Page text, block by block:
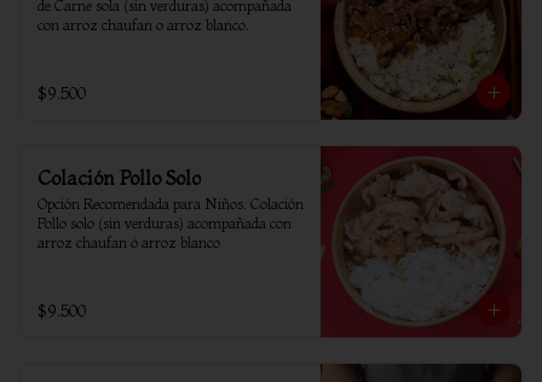
de Carne sola (sin verduras) acompañada
con arroz chaufan o arroz blanco.
$9.500
Colación Pollo Solo
Opción Recomendada para Niños. Colación
Pollo solo (sin verduras) acompañada con
arroz chaufan ó arroz blanco
$9.500